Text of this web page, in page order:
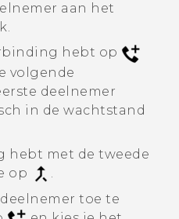
aan het
hebt op
volgende
deelnemer
in de wachtstand
hebt met de tweede
op
toe te